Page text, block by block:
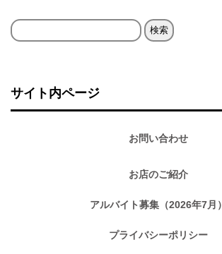
検
サイト内ページ
お問い合わせ
お店のご紹介
アルバイト募集（2026年7月）
プライバシーポリシー